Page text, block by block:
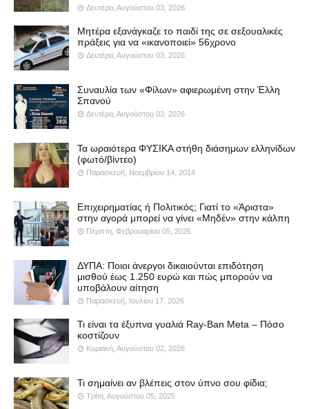
Δευτέρα, Αυγούστου 03, 2026
Μητέρα εξανάγκαζε το παιδί της σε σεξουαλικές
πράξεις για να «ικανοποιεί» 56χρονο
Δευτέρα, Αυγούστου 03, 2026
Συναυλία των «Φίλων» αφιερωμένη στην Έλλη
Σπανού
Δευτέρα, Αυγούστου 03, 2026
Τα ωραιότερα ΦΥΣΙΚΑ στήθη διάσημων ελληνίδων
(φωτό/βίντεο)
Παρασκευή, Νοεμβρίου 14, 2014
Επιχειρηματίας ή Πολιτικός; Γιατί το «Άριστα»
στην αγορά μπορεί να γίνει «Μηδέν» στην κάλπη
Πέμπτη, Φεβρουαρίου 05, 2026
ΔΥΠΑ: Ποιοι άνεργοι δικαιούνται επιδότηση
μισθού έως 1.250 ευρώ και πώς μπορούν να
υποβάλουν αίτηση
Παρασκευή, Ιουλίου 17, 2026
Τι είναι τα έξυπνα γυαλιά Ray-Ban Meta – Πόσο
κοστίζουν
Κυριακή, Αυγούστου 02, 2026
Τι σημαίνει αν βλέπεις στον ύπνο σου φίδια;
Τρίτη, Αυγούστου 05, 2025